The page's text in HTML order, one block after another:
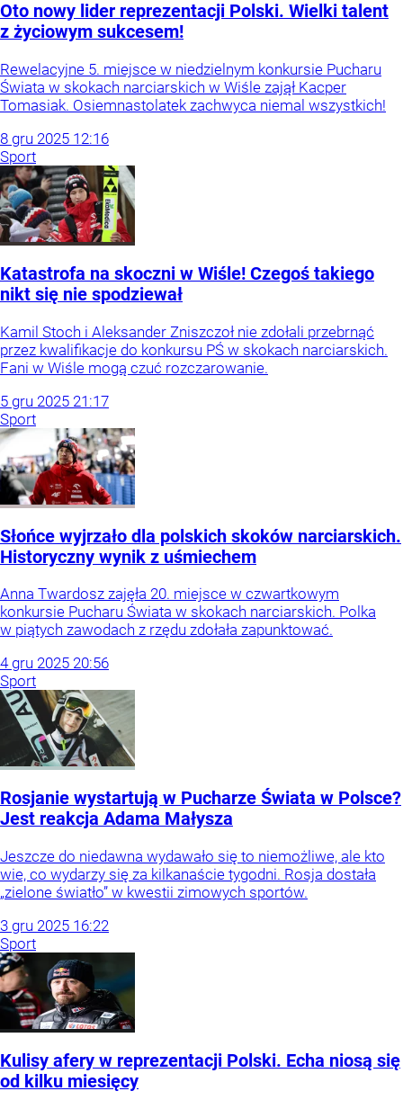
Oto nowy lider reprezentacji Polski. Wielki talent
z życiowym sukcesem!
Rewelacyjne 5. miejsce w niedzielnym konkursie Pucharu
Świata w skokach narciarskich w Wiśle zajął Kacper
Tomasiak. Osiemnastolatek zachwyca niemal wszystkich!
8 gru 2025 12:16
Sport
Katastrofa na skoczni w Wiśle! Czegoś takiego
nikt się nie spodziewał
Kamil Stoch i Aleksander Zniszczoł nie zdołali przebrnąć
przez kwalifikacje do konkursu PŚ w skokach narciarskich.
Fani w Wiśle mogą czuć rozczarowanie.
5 gru 2025 21:17
Sport
Słońce wyjrzało dla polskich skoków narciarskich.
Historyczny wynik z uśmiechem
Anna Twardosz zajęła 20. miejsce w czwartkowym
konkursie Pucharu Świata w skokach narciarskich. Polka
w piątych zawodach z rzędu zdołała zapunktować.
4 gru 2025 20:56
Sport
Rosjanie wystartują w Pucharze Świata w Polsce?
Jest reakcja Adama Małysza
Jeszcze do niedawna wydawało się to niemożliwe, ale kto
wie, co wydarzy się za kilkanaście tygodni. Rosja dostała
„zielone światło” w kwestii zimowych sportów.
3 gru 2025 16:22
Sport
Kulisy afery w reprezentacji Polski. Echa niosą się
od kilku miesięcy